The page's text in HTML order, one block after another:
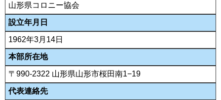
山形県コロニー協会
設立年月日
1962年3月14日
本部所在地
〒990-2322 山形県山形市桜田南1−19
代表連絡先